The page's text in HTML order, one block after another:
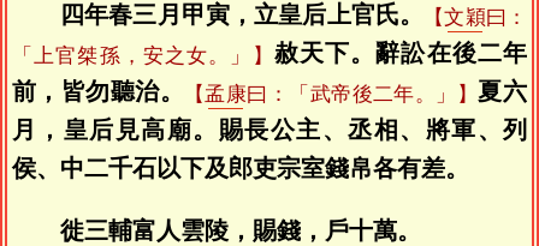
四年春三月甲寅，立皇后上官氏。 【文穎曰：
「上官桀孫，安之女。」】 赦天下。辭訟在後二年
前，皆勿聽治。
【 孟康曰：「武帝後二年。」】夏六
月，皇后見高廟。賜長公主、丞相、將軍、列
侯、中二千石以下及郎吏宗室錢帛各有差。
徙三輔富人雲陵，賜錢，戶十萬。